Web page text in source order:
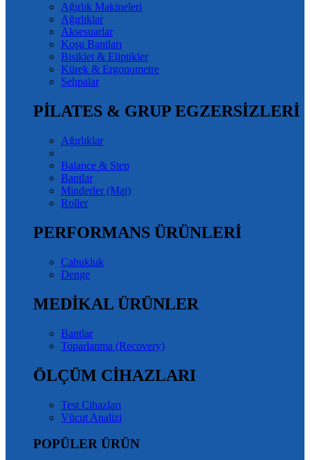
Ağırlık Makineleri
Ağırlıklar
Aksesuarlar
Koşu Bantları
Bisiklet & Eliptikler
Kürek & Ergonometre
Sehpalar
PİLATES & GRUP EGZERSİZLERİ
Ağırlıklar
Balance & Step
Bantlar
Minderler (Mat)
Roller
PERFORMANS ÜRÜNLERİ
Çabukluk
Denge
MEDİKAL ÜRÜNLER
Bantlar
Toparlanma (Recovery)
ÖLÇÜM CİHAZLARI
Test Cihazları
Vücut Analizi
POPÜLER ÜRÜN